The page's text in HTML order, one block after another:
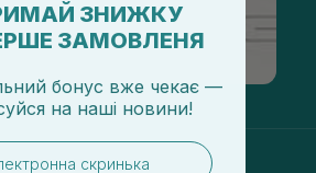
ЗНИЖКУ
ЗАМОВЛЕНЯ
бонус вже чекає —
на наші новини!